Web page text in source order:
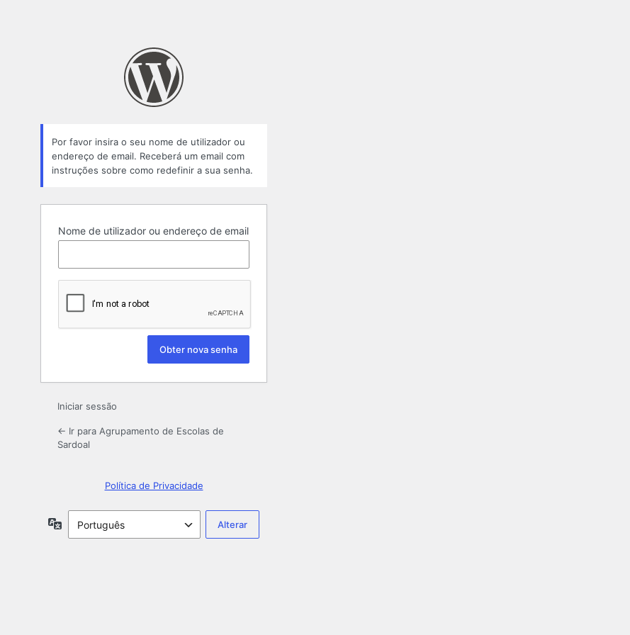
Por favor insira o seu nome de utilizador ou
endereço de email. Receberá um email com
instruções sobre como redefinir a sua senha.
Nome de utilizador ou endereço de email
Iniciar sessão
← Ir para Agrupamento de Escolas de
Sardoal
Política de Privacidade
Idioma